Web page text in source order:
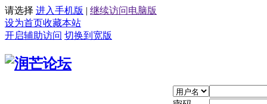
请选择 进入手机版 | 继续访问电脑版
设为首页收藏本站
开启辅助访问 切换到宽版